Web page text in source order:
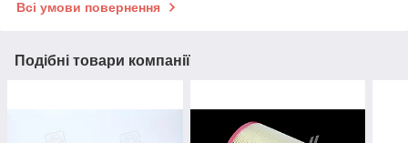
Всі умови повернення
Подібні товари компанії